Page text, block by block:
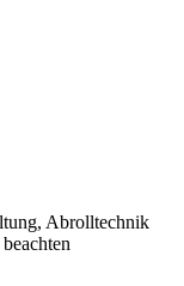
Abrolltechnik